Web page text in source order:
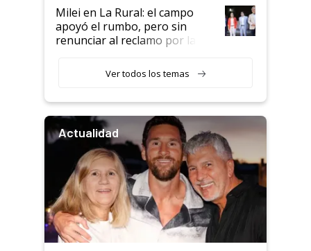
Milei en La Rural: el campo
apoyó el rumbo, pero sin
renunciar al reclamo por las
Ver todos los temas
Actualidad